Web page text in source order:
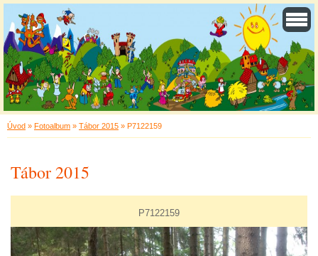
Úvod » Fotoalbum » Tábor 2015 » P7122159
Tábor 2015
P7122159